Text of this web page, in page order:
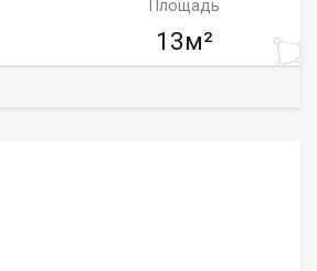
Площадь
13м²